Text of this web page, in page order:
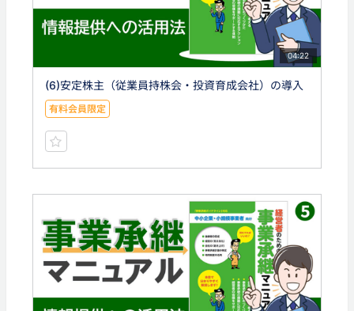
04:22
(6)安定株主（従業員持株会・投資育成会社）の導入
有料会員限定